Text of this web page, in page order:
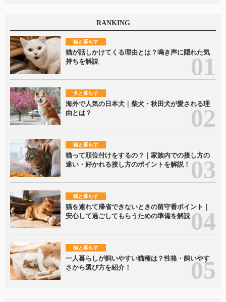
RANKING
猫と暮らす
猫が話しかけてくる理由とは？鳴き声に隠れた気
持ちを解説
犬と暮らす
海外で人気の日本犬｜柴犬・秋田犬が愛される理
由とは？
猫と暮らす
猫って順位付けをするの？｜家族内での接し方の
違い・好かれる接し方のポイントを解説！
猫と暮らす
猫を連れて帰省できないときの留守番ポイント｜
安心して過ごしてもらうための準備を解説
猫と暮らす
一人暮らしが飼いやすい猫種は？性格・飼いやす
さから選び方を紹介！